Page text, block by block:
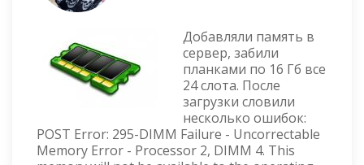
—
HPE
PROLIANT
SERVER
Добавляли память в
сервер, забили
планками по 16 Гб все
24 слота. После
загрузки словили
несколько ошибок:
POST Error: 295-DIMM Failure - Uncorrectable
Memory Error - Processor 2, DIMM 4. This